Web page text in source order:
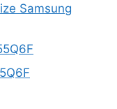
Samsung